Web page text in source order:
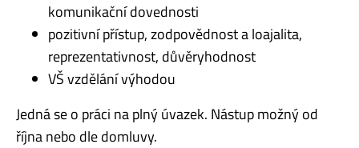
komunikační dovednosti
pozitivní přístup, zodpovědnost a loajalita,
reprezentativnost, důvěryhodnost
VŠ vzdělání výhodou
Jedná se o práci na plný úvazek. Nástup možný od
října nebo dle domluvy.